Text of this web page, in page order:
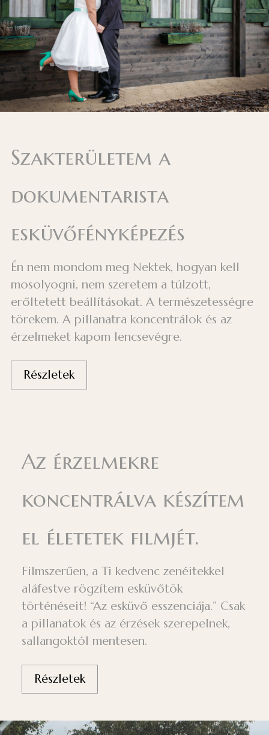
Szakterületem a
dokumentarista
esküvőfényképezés
Én nem mondom meg Nektek, hogyan kell
mosolyogni, nem szeretem a túlzott,
erőltetett beállításokat. A természetességre
törekem. A pillanatra koncentrálok és az
érzelmeket kapom lencsevégre.
Részletek
Az érzelmekre
koncentrálva készítem
el életetek filmjét.
Filmszerűen, a Ti kedvenc zenéitekkel
aláfestve rögzítem esküvőtök
történéseit! “Az esküvő esszenciája.” Csak
a pillanatok és az érzések szerepelnek,
sallangoktól mentesen.
Részletek